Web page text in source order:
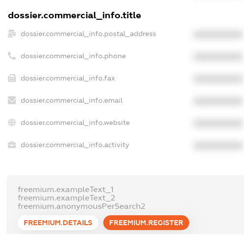
dossier.commercial_info.title
dossier.commercial_info.postal_address
dossier.commercial_info.phone
dossier.commercial_info.fax
dossier.commercial_info.email
dossier.commercial_info.website
dossier.commercial_info.activity
freemium.exampleText_1
freemium.exampleText_2
freemium.anonymousPerSearch2
FREEMIUM.DETAILS FREEMIUM.REGISTER